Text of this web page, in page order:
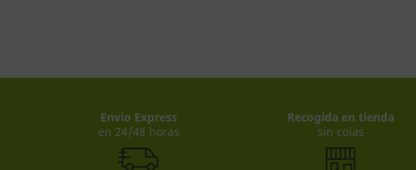
Envio Express
en 24/48 horas
Recogida en tienda
sin colas